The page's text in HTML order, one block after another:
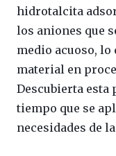
hidrotalcita
los aniones que
medio acuoso,
material en
Descubierta esta
tiempo que se
necesidades de